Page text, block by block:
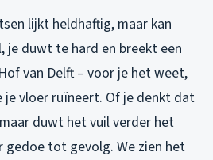
lijkt heldhaftig, maar kan
je duwt te hard en breekt een
van Delft – voor je het weet,
je vloer ruïneert. Of je denkt dat
duwt het vuil verder het
gedoe tot gevolg. We zien het